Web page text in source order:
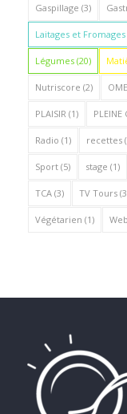
Gaspillage (3)
Laitages et Fromages
Légumes(20)
Nutriscore (2)
PLAISIR (1) PLEINE
Radio (1) recettes
Sport(5) stage (1)
TCA(3) TV Tours
Végétarien (1)